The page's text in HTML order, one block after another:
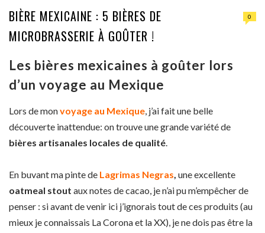
BIÈRE MEXICAINE : 5 BIÈRES DE
MICROBRASSERIE À GOÛTER !
0
Les bières mexicaines à goûter lors
d’un voyage au Mexique
Lors de monvoyage au Mexique , j’ai fait une belle
découverte inattendue: on trouve une grande variété de
bières artisanales locales de qualité
En buvant ma pinte de Lagrimas Negras, une excellente
oatmeal stout aux notes de cacao, je n’ai pu m’empêcher de
penser : si avant de venir ici j’ignorais tout de ces produits (au
mieux je connaissais La Corona et la XX), je ne dois pas être la